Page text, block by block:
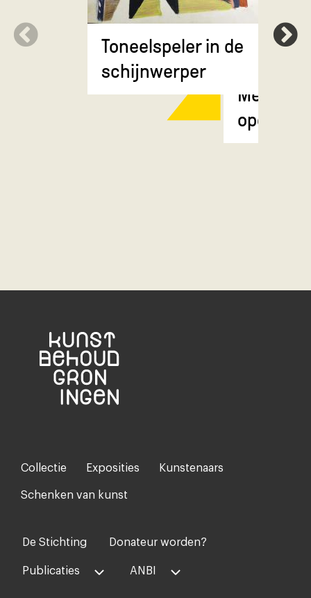
Toneelspeler in de
schijnwerper
Meisje
Footer-
menu
Collectie Exposities Kunstenaars
Schenken van kunst
Voet
midden
De Stichting Donateur worden?
Publicaties ANBI